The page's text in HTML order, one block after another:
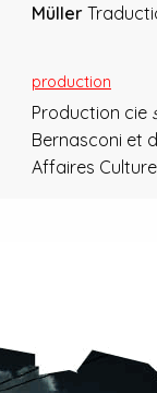
Müller
production
Production cie
Bernasconi et
Affaires